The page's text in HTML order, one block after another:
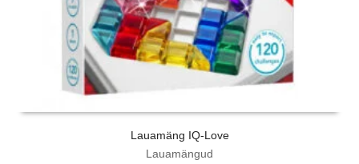
Lauamäng IQ-Love
Lauamängud